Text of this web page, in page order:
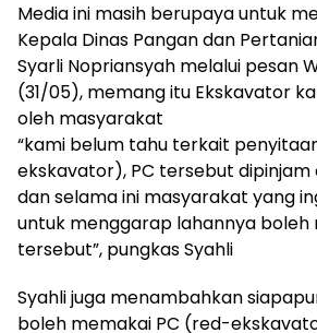
Media ini masih berupaya untuk
Kepala Dinas Pangan dan
Syarli Nopriansyah melalui pesan
(31/05), memang itu Ekskavator
oleh masyarakat
“kami belum tahu terkait
ekskavator), PC tersebut
dan selama ini masyarakat yang
untuk menggarap lahannya boleh
tersebut”, pungkas Syahli
Syahli juga menambahkan
boleh memakai PC (red-